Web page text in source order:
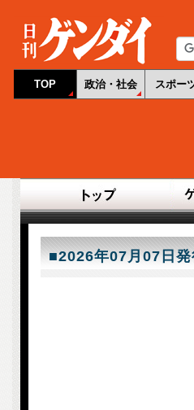
TOP 政治・社会 スポー
■2026年07月07日発